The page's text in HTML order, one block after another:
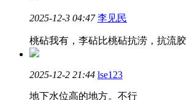
2025-12-3 04:47 李见民
桃砧我有，李砧比桃砧抗涝，抗流胶
2025-12-2 21:44 lse123
地下水位高的地方。不行